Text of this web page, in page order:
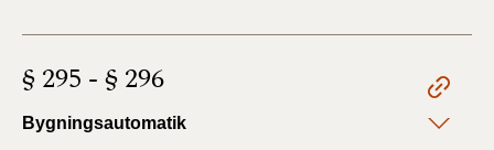
§ 295 - § 296
Bygningsautomatik